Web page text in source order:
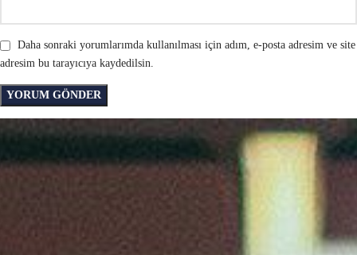
Daha sonraki yorumlarımda kullanılması için adım, e-posta adresim ve site
adresim bu tarayıcıya kaydedilsin.